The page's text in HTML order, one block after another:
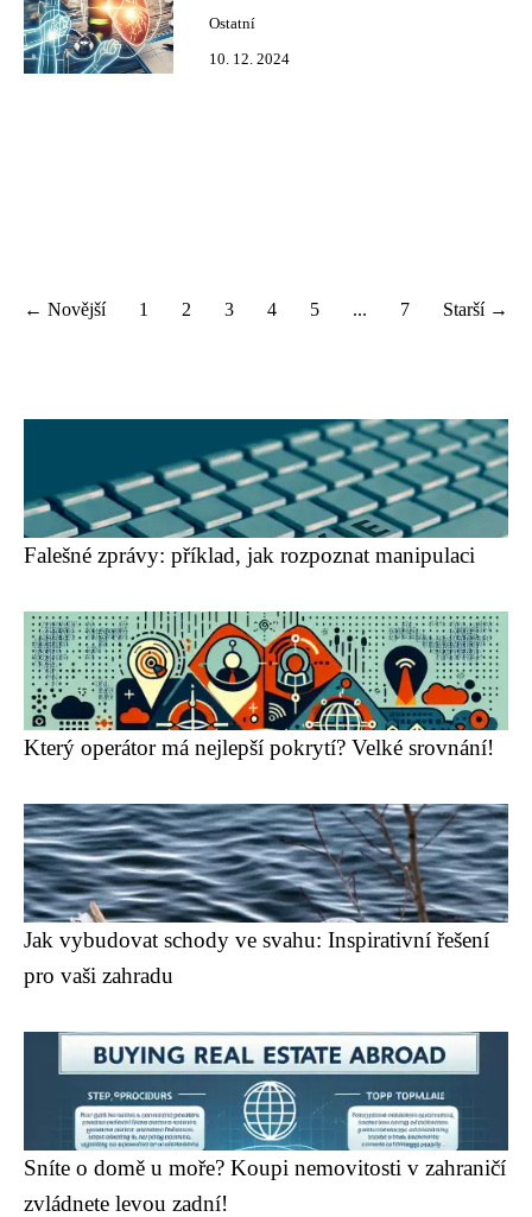
Ostatní
10. 12. 2024
← Novější 1 2 3 4 5 ... 7 Starší →
Falešné zprávy: příklad, jak rozpoznat manipulaci
Který operátor má nejlepší pokrytí? Velké srovnání!
Jak vybudovat schody ve svahu: Inspirativní řešení
pro vaši zahradu
Sníte o domě u moře? Koupi nemovitosti v zahraničí
zvládnete levou zadní!